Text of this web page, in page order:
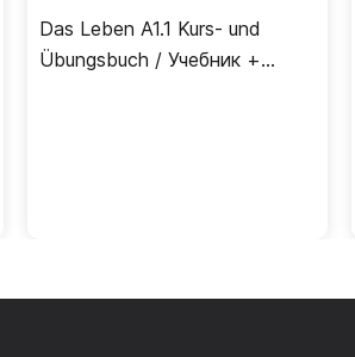
Das Leben A1.1 Kurs- und
Übungsbuch / Учебник +